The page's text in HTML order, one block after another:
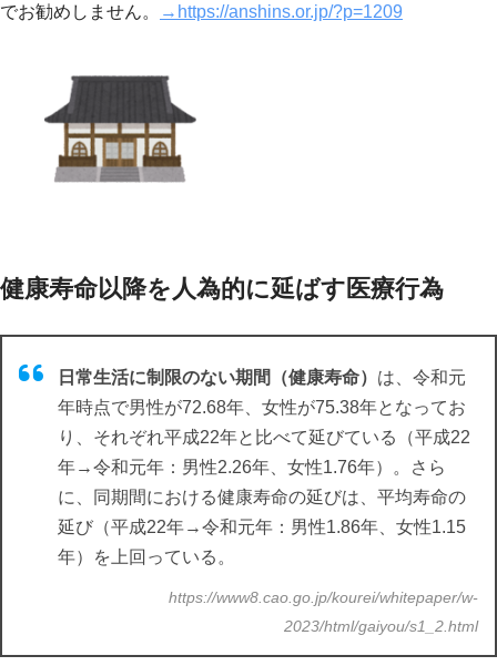
でお勧めしません。
→https://anshins.or.jp/?p=1209
健康寿命以降を人為的に延ばす医療行為
日常生活に制限のない期間（健康寿命） は、令和元
年時点で男性が72.68年、女性が75.38年となってお
り、それぞれ平成22年と比べて延びている（平成22
年→令和元年：男性2.26年、女性1.76年）。さら
に、同期間における健康寿命の延びは、平均寿命の
延び（平成22年→令和元年：男性1.86年、女性1.15
年）を上回っている。
https://www8.cao.go.jp/kourei/whitepaper/w-
2023/html/gaiyou/s1_2.html